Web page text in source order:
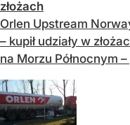
złożach
Orlen Upstream
– kupił udziały w
na Morzu Północnym –